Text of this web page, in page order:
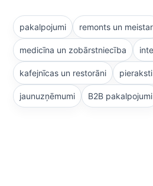
pakalpojumi remonts un
medicīna un zobārstniecība
kafejnīcas un restorāni
jaunuzņēmumi B2B pakalpojumi